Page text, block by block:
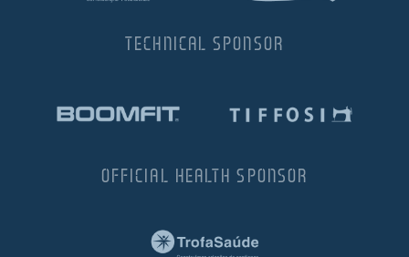
TECHNICAL SPONSOR
OFFICIAL HEALTH SPONSOR